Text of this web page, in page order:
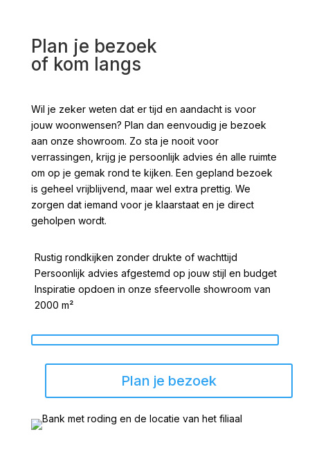
Plan je bezoek
of kom langs
Wil je zeker weten dat er tijd en aandacht is voor
jouw woonwensen? Plan dan eenvoudig je bezoek
aan onze showroom. Zo sta je nooit voor
verrassingen, krijg je persoonlijk advies én alle ruimte
om op je gemak rond te kijken. Een gepland bezoek
is geheel vrijblijvend, maar wel extra prettig. We
zorgen dat iemand voor je klaarstaat en je direct
geholpen wordt.
Rustig rondkijken zonder drukte of wachttijd
Persoonlijk advies afgestemd op jouw stijl en budget
Inspiratie opdoen in onze sfeervolle showroom van
2000 m²
Plan je bezoek